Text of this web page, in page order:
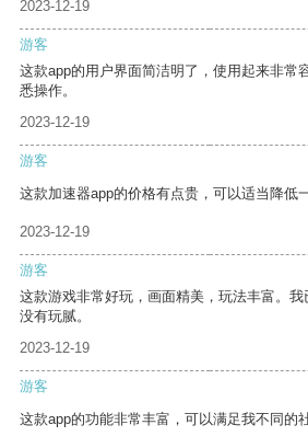
2023-12-19
游客
这款app的用户界面简洁明了，使用起来非常
悉操作。
2023-12-19
游客
这款加速器app的价格有点贵，可以适当降低
2023-12-19
游客
这款游戏非常好玩，画面精美，玩法丰富。
没有玩腻。
2023-12-19
游客
这款app的功能非常丰富，可以满足我不同的